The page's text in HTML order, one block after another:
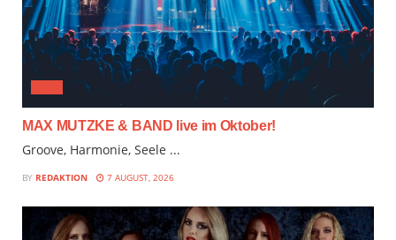
MAX MUTZKE & BAND live im Oktober!
Groove, Harmonie, Seele ...
BY REDAKTION 7 AUGUST, 2026